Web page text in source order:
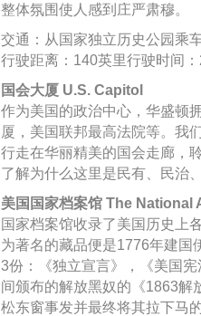
整体氛围使人感到庄严肃穆。
交通：从国家独立历史公园乘
行驶距离：140英里行驶时间
国会大厦 U.S. Capitol
作为美国的政治中心，华盛顿
厦，美国联邦最高法院等。我
行走在华丽精美的国会走廊，
了解为什么这里是民有、民治
美国国家档案馆 The National
国家档案馆收录了美国历史上
为著名的藏品便是1776年建国
3份：《独立宣言》，《美国
间颁布的解放黑奴的《1863解
松东窗事发并最终将其拉下马